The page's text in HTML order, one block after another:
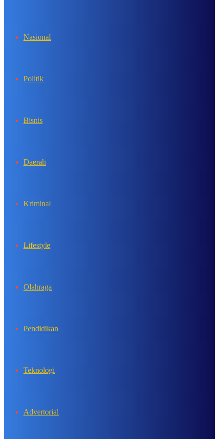
Nasional
Politik
Bisnis
Daerah
Kriminal
Lifestyle
Olahraga
Pendidikan
Teknologi
Advertorial